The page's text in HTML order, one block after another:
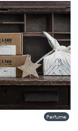
แล็บของแบรนด์จะเป็น
าค้นหา ปล่อยให้ประสาท
Perfume